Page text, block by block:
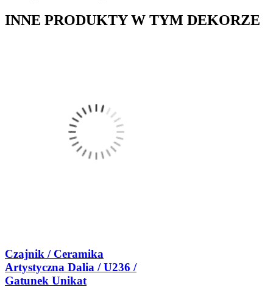
INNE PRODUKTY W TYM DEKORZE
Czajnik / Ceramika
Artystyczna Dalia / U236 /
Gatunek Unikat